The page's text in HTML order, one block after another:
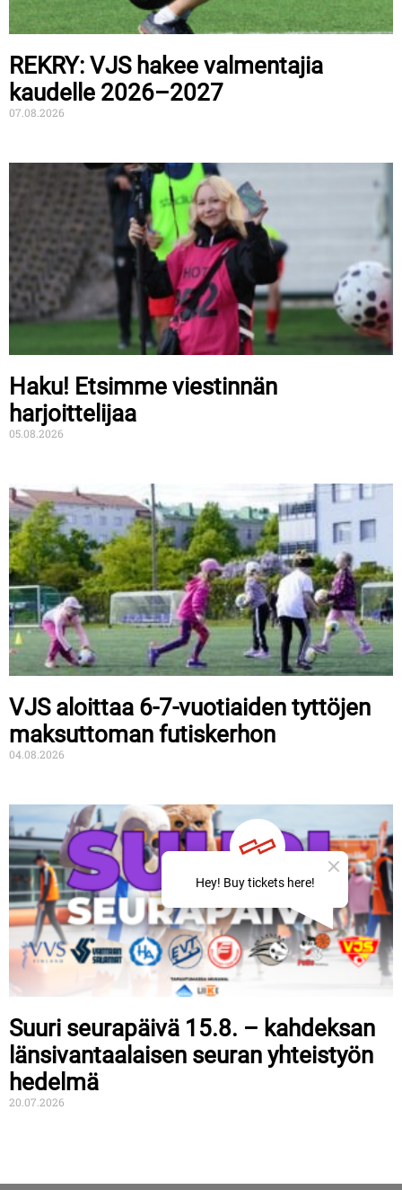
REKRY: VJS hakee valmentajia
kaudelle 2026–2027
07.08.2026
Haku! Etsimme viestinnän
harjoittelijaa
05.08.2026
VJS aloittaa 6-7-vuotiaiden tyttöjen
maksuttoman futiskerhon
04.08.2026
Suuri seurapäivä 15.8. – kahdeksan
länsivantaalaisen seuran yhteistyön
hedelmä
20.07.2026